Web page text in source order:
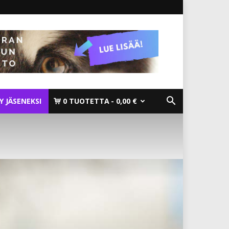
JÄSENEKSI 0 TUOTETTA 0,00 €